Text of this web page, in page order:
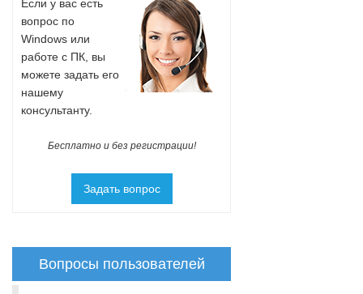
Если у вас есть
вопрос по
Windows или
работе с ПК, вы
можете задать его
нашему
консультанту.
Бесплатно и без регистрации!
Задать вопрос
Вопросы пользователей